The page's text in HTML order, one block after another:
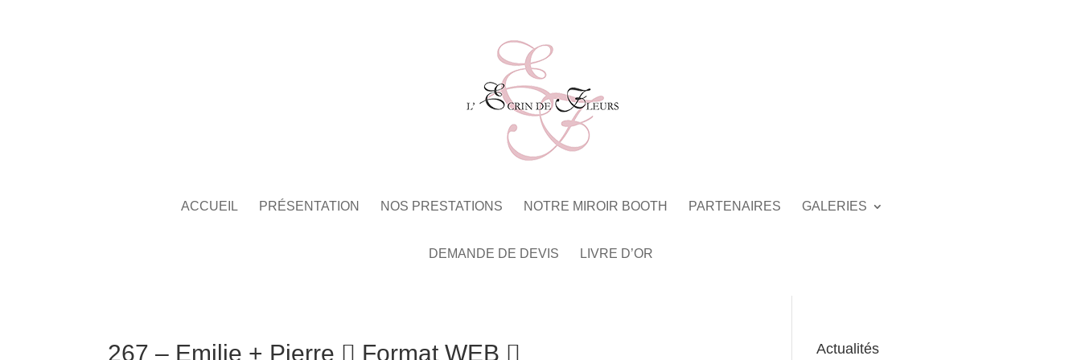
ACCUEIL PRÉSENTATION NOS PRESTATIONS NOTRE MIROIR BOOTH PARTENAIRES GALERIES
DEMANDE DE DEVIS LIVRE D’OR
267 – Emilie + Pierre  Format WEB  Actualités